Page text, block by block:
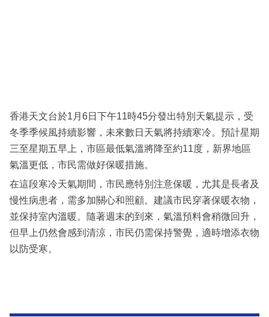
香港天文台於1月6日下午11時45分發出特別天氣提示，受
冬季季候風持續影響，未來數日天氣將持續寒冷。預計星期
三至星期五早上，市區最低氣溫將降至約11度，新界地區
氣溫更低，市民需做好保暖措施。
在這段寒冷天氣期間，市民應特別注意保暖，尤其是長者及
慢性病患者，需多加關心和照顧。建議市民穿著保暖衣物，
並保持室內溫暖。隨著週末的到來，氣溫預料會稍微回升，
但早上仍然會感到清涼，市民仍需保持警覺，適時增添衣物
以防受寒。